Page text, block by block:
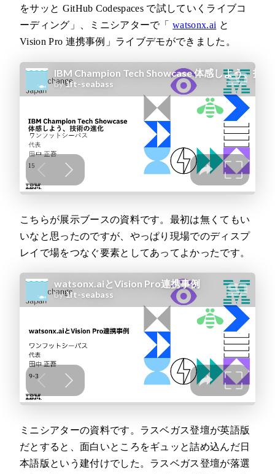
をサッと GitHub Codespaces で試していくライブコ
ーディング」、ミニシアターで「watsonx.ai と
Vision Pro 連携事例」ライブデモができました。
こちらが展示ブースの資料です。最初は無くてもい
いなと思ったのですが、やっぱり現場でのディスプ
レイで場をつなぐ要素としてあってよかったです。
ミニシアターの資料です。ラスベガス登壇が英語版
だとすると、面白いところをギュッと詰め込んだ日
本語版という建付けでした。ラスベガス登壇が落選